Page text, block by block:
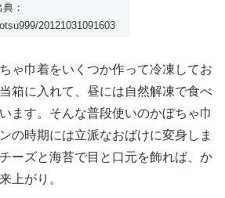
典：
20121031091603
ゃ巾着をいくつか作って冷凍してお
箱に入れて、昼には自然解凍で食べ
ます。そんな普段使いのかぼちゃ巾
の時期には立派なおばけに変身しま
ーズと海苔で目と口元を飾れば、か
上がり。